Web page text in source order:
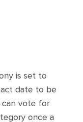
is set to
date to be
can vote for
once a